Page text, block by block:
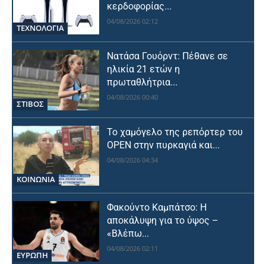
ΤΕΧΝΟΛΟΓΙΑ
κερδοφορίας...
04/08/2026 02:12
ΣΤΙΒΟΣ
Νατάσα Γουόρντ: Πέθανε σε
ηλικία 21 ετών η
πρωταθλήτρια...
04/08/2026 00:40
ΚΟΙΝΩΝΙΑ
Το χαμόγελο της ρεπόρτερ του
OPEN στην πυρκαγιά και...
04/08/2026 04:34
ΕΥΡΩΠΗ
Φακούντο Καμπάτσο: Η
αποκάλυψη για το ύψος –
«Βλέπω...
04/08/2026 02:11